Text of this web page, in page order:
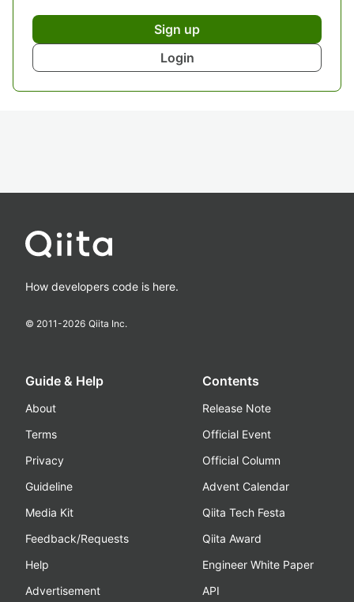
Sign up
Login
How developers code is here.
© 2011-2026 Qiita Inc.
Guide & Help
About
Terms
Privacy
Guideline
Media Kit
Feedback/Requests
Help
Advertisement
Contents
Release Note
Official Event
Official Column
Advent Calendar
Qiita Tech Festa
Qiita Award
Engineer White Paper
API